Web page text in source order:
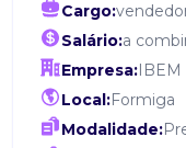
Cargo:
Salário:a
Empresa:IBEM
Local:Formiga
Modalidade: